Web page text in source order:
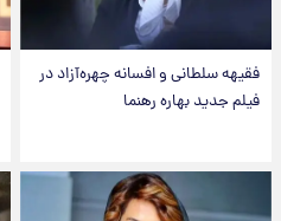
فقیهه سلطانی و افسانه چهره‌آزاد در
فیلم جدید بهاره رهنما